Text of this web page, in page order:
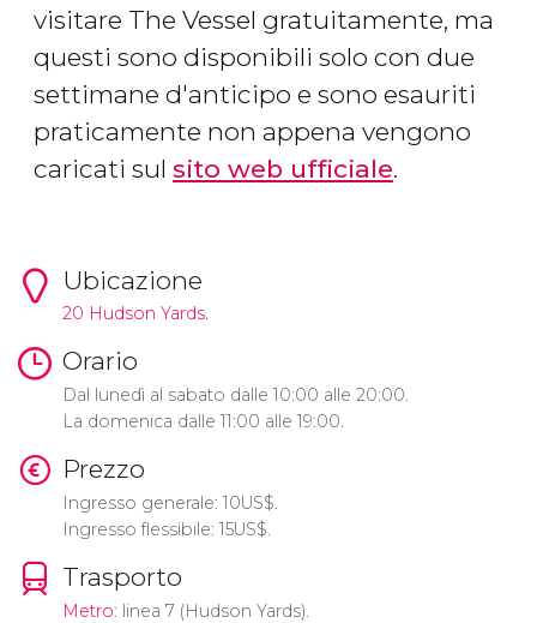
visitare The Vessel gratuitamente, ma
questi sono disponibili solo con due
settimane d'anticipo e sono esauriti
praticamente non appena vengono
caricati sul sito web ufficiale.
Ubicazione
20 Hudson Yards.
Orario
Dal lunedì al sabato dalle 10:00 alle 20:00.
La domenica dalle 11:00 alle 19:00.
Prezzo
Ingresso generale: 10US$.
Ingresso flessibile: 15US$.
Trasporto
Metro: linea 7 (Hudson Yards).